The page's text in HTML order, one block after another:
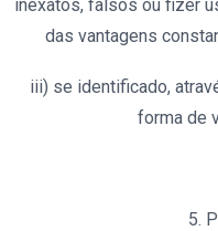
inexatos, falsos ou fizer
das vantagens
iii) se identificado,
forma de
5.